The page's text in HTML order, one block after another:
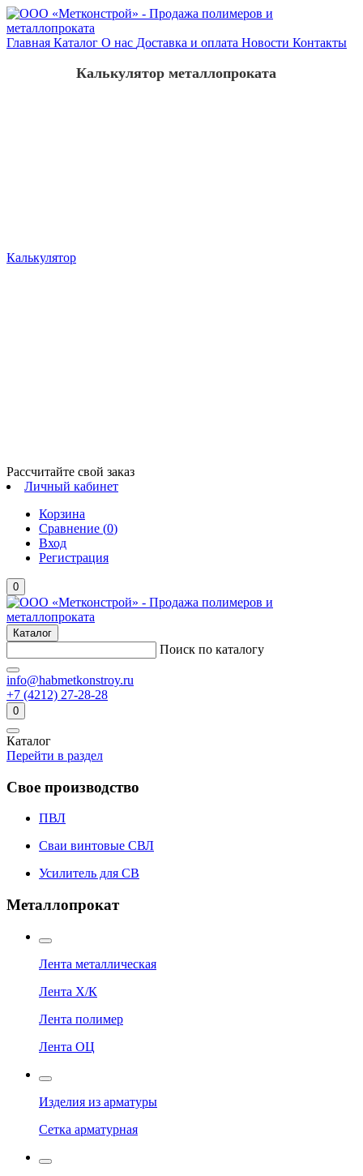
Главная Каталог О нас Доставка и оплата Новости Контакты
Калькулятор
Калькулятор металлопроката
Рассчитайте свой заказ
Личный кабинет
Корзина
Сравнение (0)
Вход
Регистрация
0
Каталог
Поиск по каталогу
info@habmetkonstroy.ru
+7 (4212) 27-28-28
0
Каталог
Перейти в раздел
Свое производство
ПВЛ
Сваи винтовые СВЛ
Усилитель для СВ
Металлопрокат
Лента металлическая
Лента Х/К
Лента полимер
Лента ОЦ
Изделия из арматуры
Сетка арматурная